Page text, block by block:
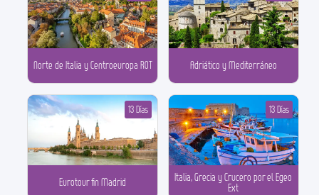
Norte de Italia y Centroeuropa ROT Adriático y Mediterráneo
Eurotour fin Madrid
13 Días
Italia, Grecia y Crucero por el Egeo
Ext
13 Días